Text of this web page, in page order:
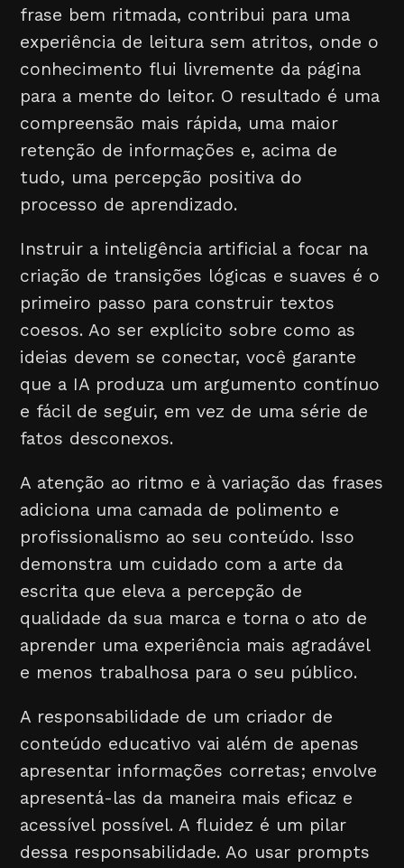
frase bem ritmada, contribui para uma
experiência de leitura sem atritos, onde o
conhecimento flui livremente da página
para a mente do leitor. O resultado é uma
compreensão mais rápida, uma maior
retenção de informações e, acima de
tudo, uma percepção positiva do
processo de aprendizado.
Instruir a inteligência artificial a focar na
criação de transições lógicas e suaves é o
primeiro passo para construir textos
coesos. Ao ser explícito sobre como as
ideias devem se conectar, você garante
que a IA produza um argumento contínuo
e fácil de seguir, em vez de uma série de
fatos desconexos.
A atenção ao ritmo e à variação das frases
adiciona uma camada de polimento e
profissionalismo ao seu conteúdo. Isso
demonstra um cuidado com a arte da
escrita que eleva a percepção de
qualidade da sua marca e torna o ato de
aprender uma experiência mais agradável
e menos trabalhosa para o seu público.
A responsabilidade de um criador de
conteúdo educativo vai além de apenas
apresentar informações corretas; envolve
apresentá-las da maneira mais eficaz e
acessível possível. A fluidez é um pilar
dessa responsabilidade. Ao usar prompts